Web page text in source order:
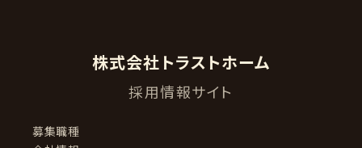
株式会社トラストホーム
採用情報サイト
募集職種